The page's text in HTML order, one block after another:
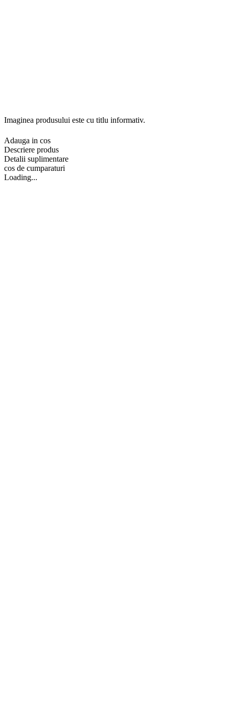
Imaginea produsului este cu titlu informativ.
Adauga in cos
Descriere produs
Detalii suplimentare
cos de cumparaturi
Loading...